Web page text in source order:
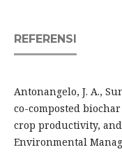
REFERENSI
Antonangelo, J. A.,
co-composted
crop productivity,
Environmental